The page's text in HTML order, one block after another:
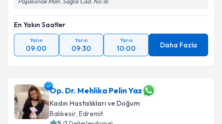
En Yakın Saatler
Yarın
09:00
Yarın
09:30
Yarın
10:00 Daha Fazla
Op. Dr. Mehlika Pelin Yaz
Kadın Hastalıkları ve Doğum
Balıkesir, Edremit